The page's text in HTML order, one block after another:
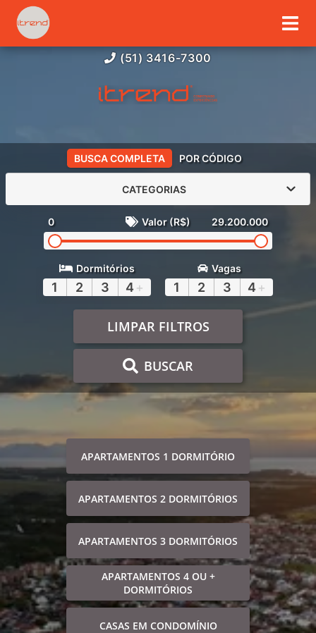
(51) 3416-7300
BUSCA COMPLETA POR CÓDIGO
CATEGORIAS
0 Valor (R$) 29.200.000
Dormitórios
1 2 3 4 +
Vagas
1 2 3 4 +
LIMPAR FILTROS
BUSCAR
APARTAMENTOS 1 DORMITÓRIO
APARTAMENTOS 2 DORMITÓRIOS
APARTAMENTOS 3 DORMITÓRIOS
APARTAMENTOS 4 OU +
DORMITÓRIOS
CASAS EM CONDOMÍNIO